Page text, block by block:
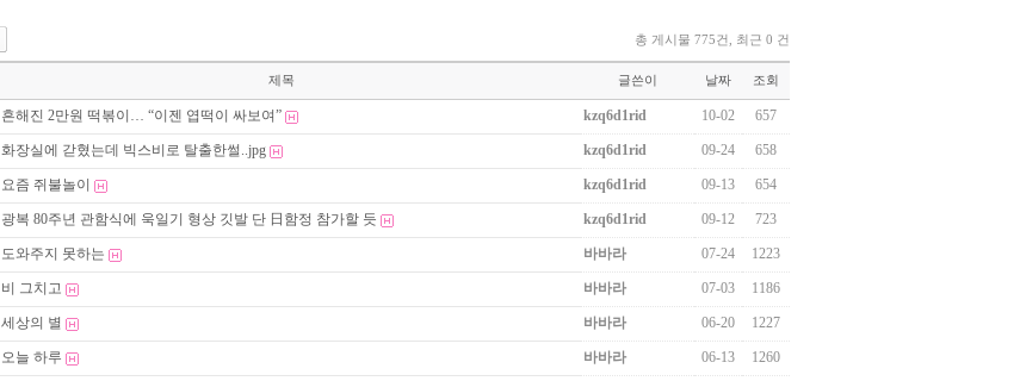
총 게시물 775건, 최근 0 건
제목 글쓴이 날짜 조회
흔해진 2만원 떡볶이… “이젠 엽떡이 싸보여” kzq6d1rid 10-02 657
화장실에 갇혔는데 빅스비로 탈출한썰..jpg kzq6d1rid 09-24 658
요즘 쥐불놀이 kzq6d1rid 09-13 654
광복 80주년 관함식에 욱일기 형상 깃발 단 日함정 참가할 듯 kzq6d1rid 09-12 723
도와주지 못하는 바바라 07-24 1223
비 그치고 바바라 07-03 1186
세상의 별 바바라 06-20 1227
오늘 하루 바바라 06-13 1260